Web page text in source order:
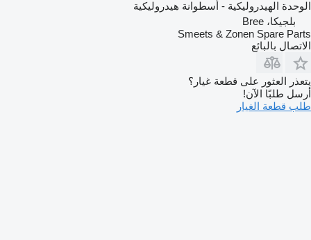
الوحدة الهيدروليكية - أسطوانة هيدروليكية
بلجيكا، Bree
Smeets & Zonen Spare Parts
الاتصال بالبائع
يتعذر العثور على قطعة غيار؟
أرسل طلبًا الآن!
طلب قطعة الغيار